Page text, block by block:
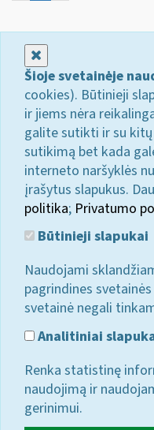
Šioje svetainėje
cookies). Būtinieji
ir jiems nėra
galite sutikti ir su kitų
sutikimą bet kada
interneto naršyklės
įrašytus slapukus.
politika; Privatumo
Būtinieji slapukai
Naudojami
pagrindines
svetainė negali
Analitiniai
Renka statistinę
naudojimą ir
gerinimui.